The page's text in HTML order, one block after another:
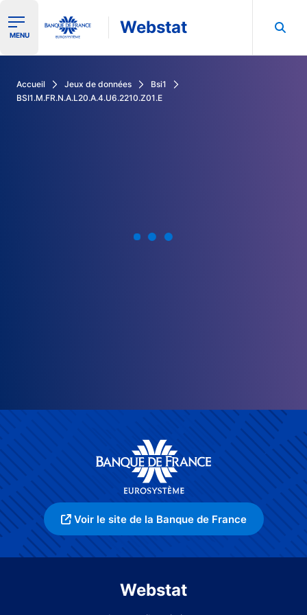
Ouvrir le menu de navigation
MENU Webstat
Accueil Jeux de données
Bsi1
BSI1.M.FR.N.A.L20.A.4.U6.2210.Z01.E
Voir le site de la Banque de France
Webstat